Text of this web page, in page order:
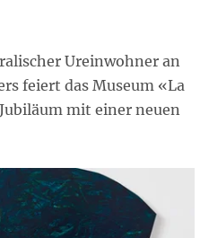
Ureinwohner an
feiert das Museum «La
mit einer neuen